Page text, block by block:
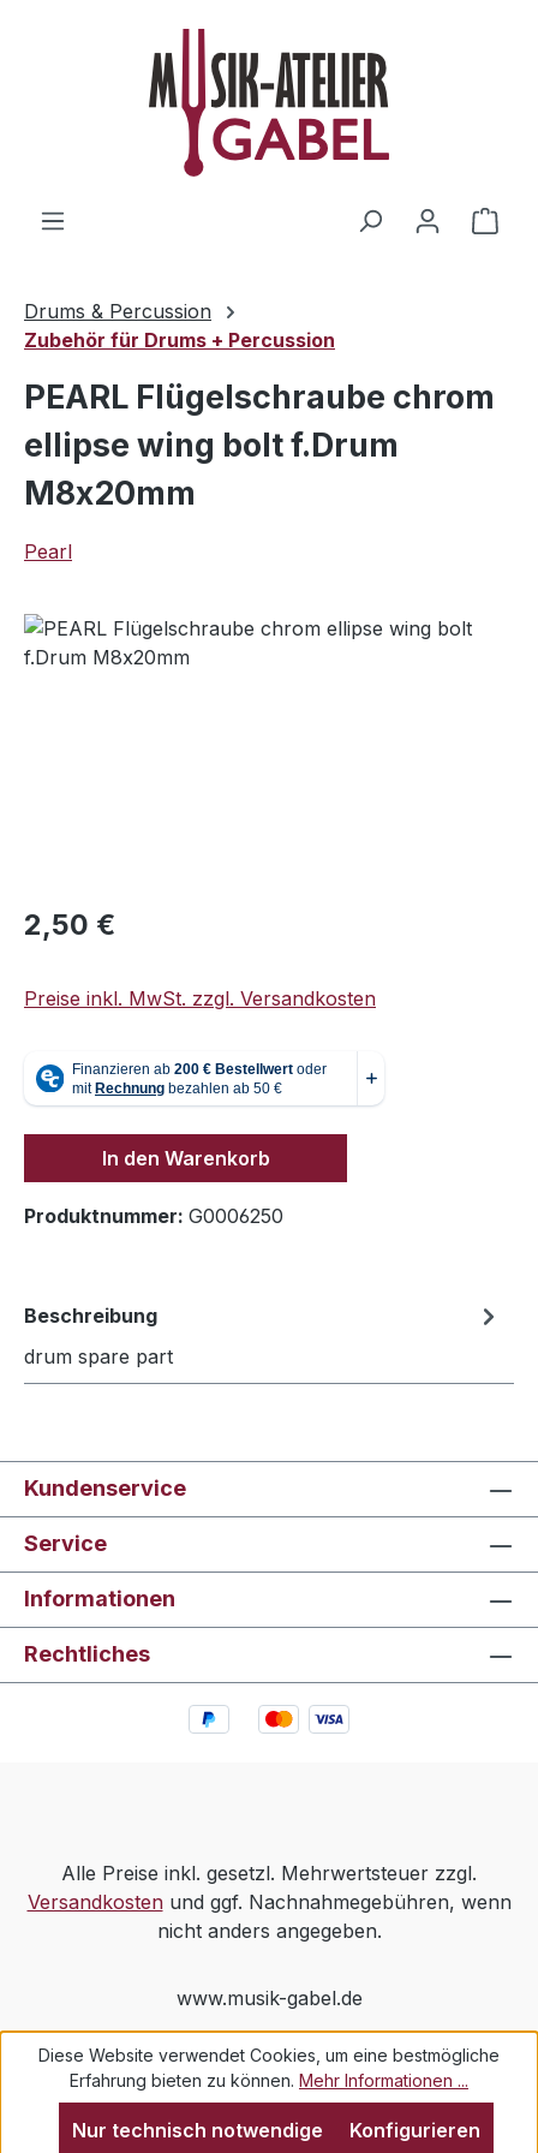
Zum Hauptinhalt springen
Drums & Percussion
Zubehör für Drums + Percussion
PEARL Flügelschraube chrom
ellipse wing bolt f.Drum
M8x20mm
Pearl
Bildergalerie überspringen
Regulärer Preis:
2,50 €
Preise inkl. MwSt. zzgl. Versandkosten
In den Warenkorb
Produktnummer: G0006250
Beschreibung
drum spare part
Kundenservice
Service
Informationen
Rechtliches
Alle Preise inkl. gesetzl. Mehrwertsteuer zzgl.
Versandkostenund ggf. Nachnahmegebühren, wenn
nicht anders angegeben.
www.musik-gabel.de
Diese Website verwendet Cookies, um eine bestmögliche
Erfahrung bieten zu können. Mehr Informationen ...
Nur technisch notwendige Konfigurieren